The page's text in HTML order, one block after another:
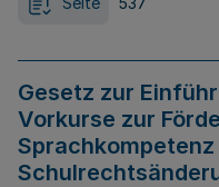
Gesetz zur
Vorkurse zur
Sprachkompetenz